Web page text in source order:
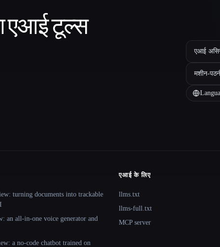
एआई टूल्स
एआई
मशीन-
turning documents into trackable
an all-in-one voice generator and
a no-code chatbot trained on
एआई के लिए
llms.txt
llms-full.txt
MCP server